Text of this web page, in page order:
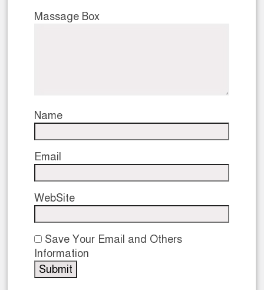
Massage Box
Name
Email
WebSite
Save Your Email and Others
Information